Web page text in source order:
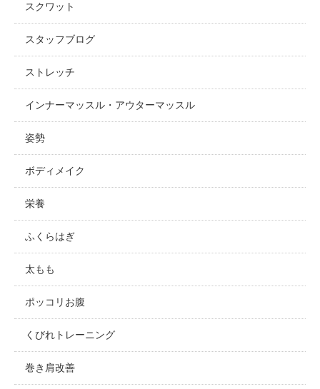
スクワット
スタッフブログ
ストレッチ
インナーマッスル・アウターマッスル
姿勢
ボディメイク
栄養
ふくらはぎ
太もも
ポッコリお腹
くびれトレーニング
巻き肩改善